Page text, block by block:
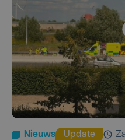
Nieuws Update